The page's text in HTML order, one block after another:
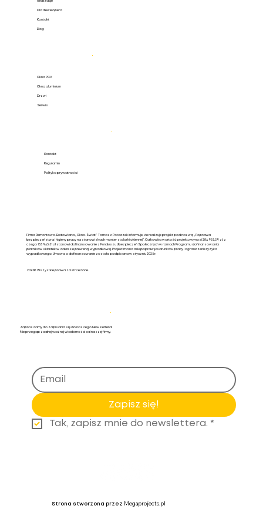
Realizacje
Dla dewelopera
Kontakt
Blog
Okna PCV
Okna aluminium
Drzwi
Serwis
Pomoc.
Kontakt
Regulamin
Polityka prywatności
Firma Remontowo-Budowlana „Okno-Świat” Tomasz Potaczek informuje, że realizuje projekt pod nazwą „Poprawa
bezpieczeństwa i higieny pracy na stanowiskach monter stolarki okiennej”. Całkowita wartość projektu wynosi 284 935,39 zł, z
czego 133 943,51 zł stanowi dofinansowanie z Funduszu Ubezpieczeń Społecznych w ramach Programu dofinansowania
płatników składek w zakresie prewencji wypadkowej. Projekt ma na celu poprawę warunków pracy i ograniczenie ryzyka
wypadkowego. Umowa o dofinansowanie została podpisana w styczniu 2025 r.
2025R. Wszystkie prawa zastrzeżone.
.
Zapraszamy do zapisania się do naszego Newslettera!
Nie przegap żadnej ważnej wiadomości od naszej firmy.
Zapisz się!
Tak, zapisz mnie do newslettera. *
Strona stworzona przez Megaprojects.pl